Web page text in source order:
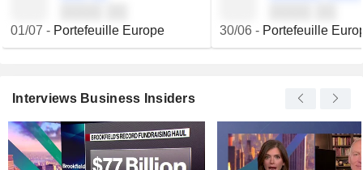
01/07 - Portefeuille Europe 30/06- Portefeuille
Interviews Business Insiders